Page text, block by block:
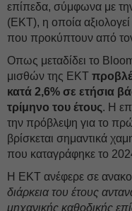
επίπεδα, σύμφωνα με
(ΕΚΤ), η οποία
που προκύπτουν από
Οπως μεταδίδει το
μισθών της ΕΚΤ
κατά 2,6% σε ετήσια
τρίμηνο του έτους. Η
την πρόβλεψη για το
βρίσκεται σημαντικά
που καταγράφηκε το
Η ΕΚΤ ανέφερε σε
διάρκεια του έτους
μηχανικής καθοδικής